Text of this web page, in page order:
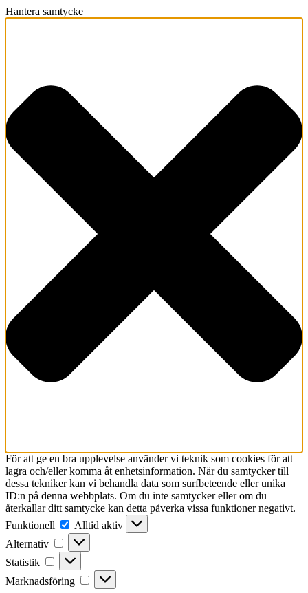
Hantera samtycke
För att ge en bra upplevelse använder vi teknik som cookies för att
lagra och/eller komma åt enhetsinformation. När du samtycker till
dessa tekniker kan vi behandla data som surfbeteende eller unika
ID:n på denna webbplats. Om du inte samtycker eller om du
återkallar ditt samtycke kan detta påverka vissa funktioner negativt.
Funktionell
Funktionell
Alltid aktiv
Alternativ
Alternativ
Statistik Statistik
Marknadsföring Marknadsföring